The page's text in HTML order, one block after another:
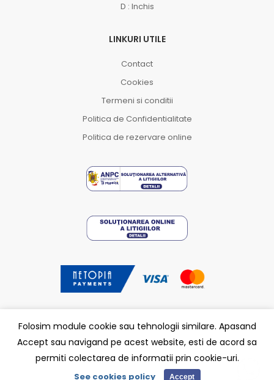
D : Inchis
LINKURI UTILE
Contact
Cookies
Termeni si conditii
Politica de Confidentialitate
Politica de rezervare online
Partener Carmatik.
Folosim module cookie sau tehnologii similare. Apasand
Accept sau navigand pe acest website, esti de acord sa
permiti colectarea de informatii prin cookie-uri.
See cookies policy Accept